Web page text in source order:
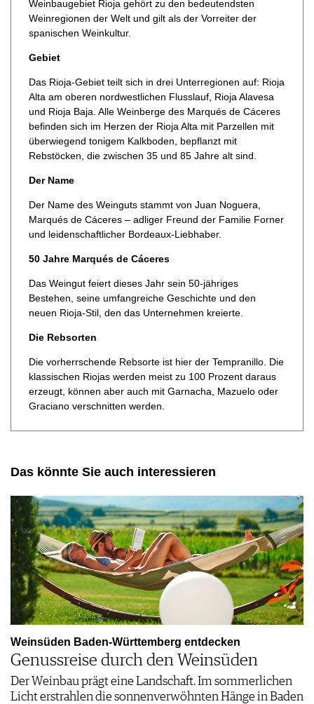
Weinbaugebiet Rioja gehört zu den bedeutendsten
Weinregionen der Welt und gilt als der Vorreiter der
spanischen Weinkultur.
Gebiet
Das Rioja-Gebiet teilt sich in drei Unterregionen auf: Rioja
Alta am oberen nordwestlichen Flusslauf, Rioja Alavesa
und Rioja Baja. Alle Weinberge des Marqués de Cáceres
befinden sich im Herzen der Rioja Alta mit Parzellen mit
überwiegend tonigem Kalkboden, bepflanzt mit
Rebstöcken, die zwischen 35 und 85 Jahre alt sind.
Der Name
Der Name des Weinguts stammt von Juan Noguera,
Marqués de Cáceres – adliger Freund der Familie Forner
und leidenschaftlicher Bordeaux-Liebhaber.
50 Jahre Marqués de Cáceres
Das Weingut feiert dieses Jahr sein 50-jähriges
Bestehen, seine umfangreiche Geschichte und den
neuen Rioja-Stil, den das Unternehmen kreierte.
Die Rebsorten
Die vorherrschende Rebsorte ist hier der Tempranillo. Die
klassischen Riojas werden meist zu 100 Prozent daraus
erzeugt, können aber auch mit Garnacha, Mazuelo oder
Graciano verschnitten werden.
Das könnte Sie auch interessieren
Weinsüden Baden-Württemberg entdecken
Genussreise durch den Weinsüden
Der Weinbau prägt eine Landschaft. Im sommerlichen
Licht erstrahlen die sonnenverwöhnten Hänge in Baden